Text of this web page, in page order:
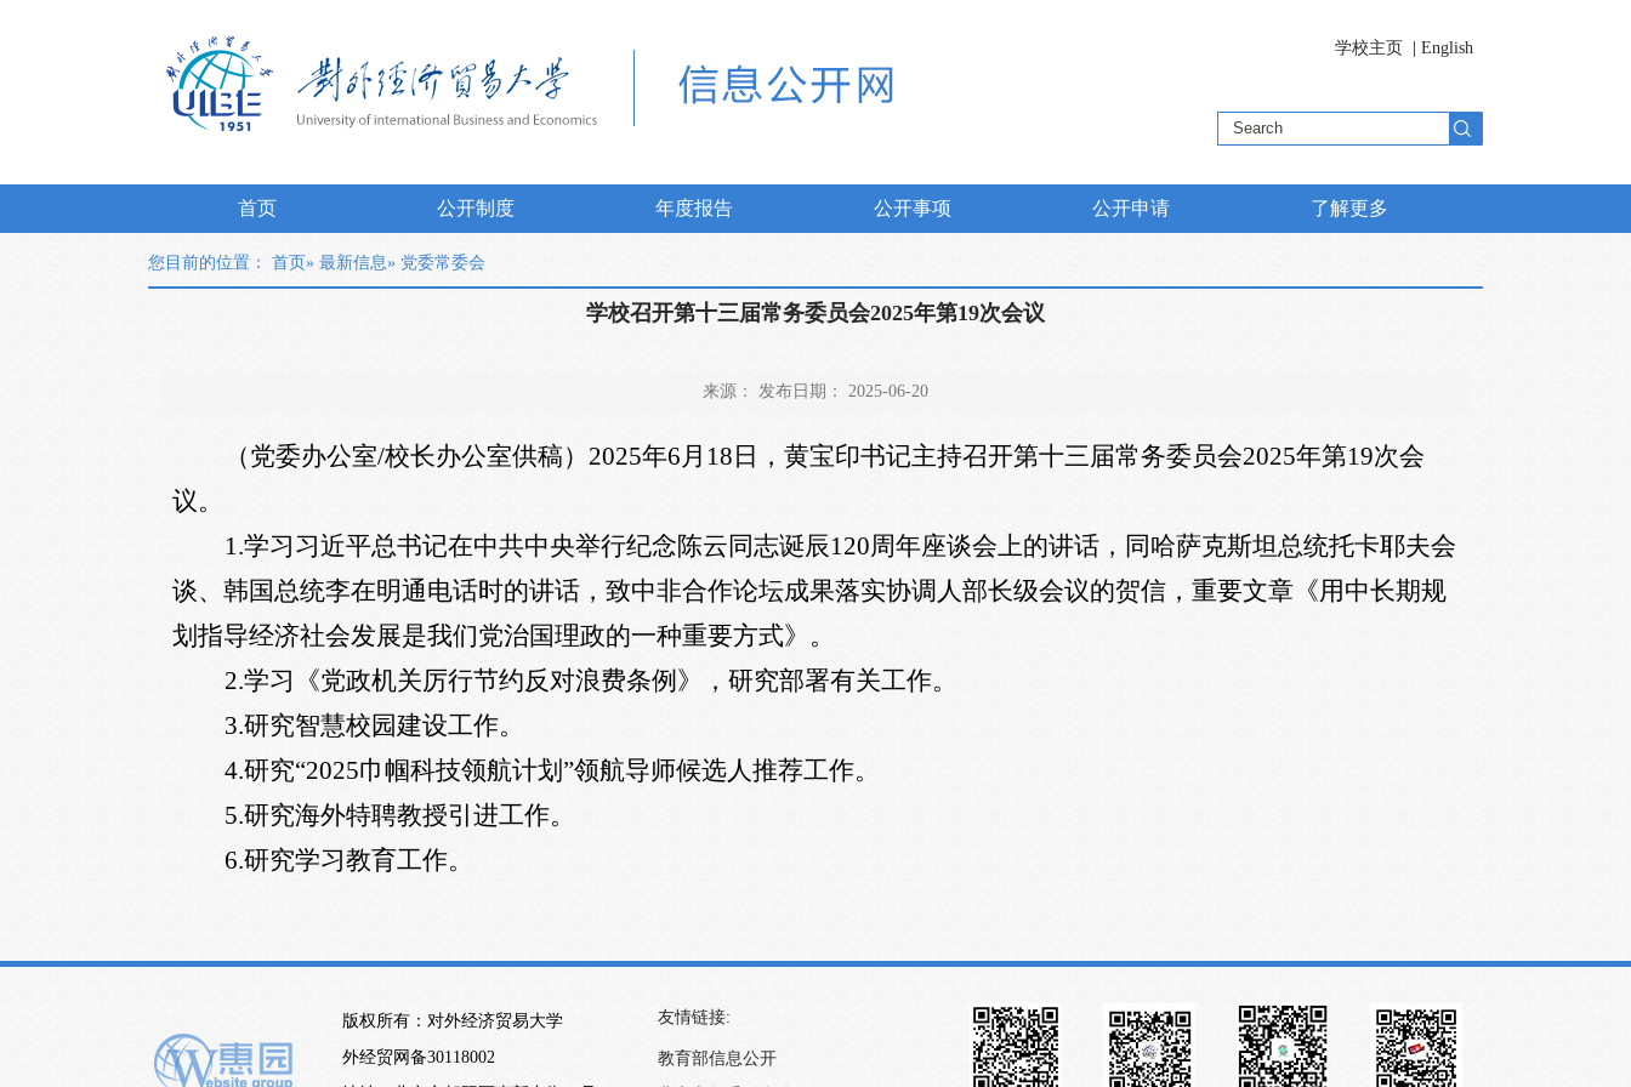
学校主页 English
首页 公开制度 年度报告 公开事项 公开申请 了解更多
您目前的位置： 首页» 最新信息» 党委常委会
学校召开第十三届常务委员会2025年第19次会议
来源： 发布日期： 2025-06-20
（党委办公室/校长办公室供稿） 2025年6月 18 日，黄宝印书记主持召开第十三届常务委员会2025年第19次会
议。
1.学习习近平总书记在中共中央举行纪念陈云同志诞辰120周年座谈会上的讲话，同哈萨克斯坦总统托卡耶夫会
谈、韩国总统李在明通电话时的讲话，致中非合作论坛成果落实协调人部长级会议的贺信，重要文章《用中长期规
划指导经济社会发展是我们党治国理政的一种重要方式》。
2.学习《党政机关厉行节约反对浪费条例》，研究部署有关工作。
3.研究智慧校园建设工作。
4.研究“2025巾帼科技领航计划”领航导师候选人推荐工作。
5.研究海外特聘教授引进工作。
6.研究学习教育工作。
版权所有：对外经济贸易大学
外经贸网备30118002
友情链接:
教育部信息公开